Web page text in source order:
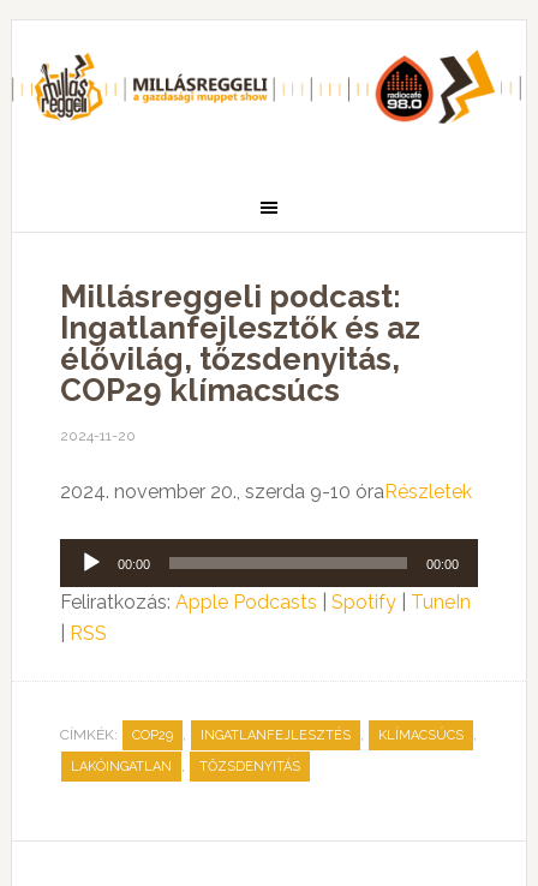
Millásreggeli podcast:
Ingatlanfejlesztők és az
élővilág, tőzsdenyitás,
COP29 klímacsúcs
2024-11-20
2024. november 20., szerda 9-10 óraRészletek
Audió
lejátszó
00:00 00:00
Feliratkozás: Apple Podcasts Spotify| TuneIn
RSS
CÍMKÉK: COP29 , INGATLANFEJLESZTÉS , KLÍMACSÚCS ,
LAKÓINGATLAN , TŐZSDENYITÁS